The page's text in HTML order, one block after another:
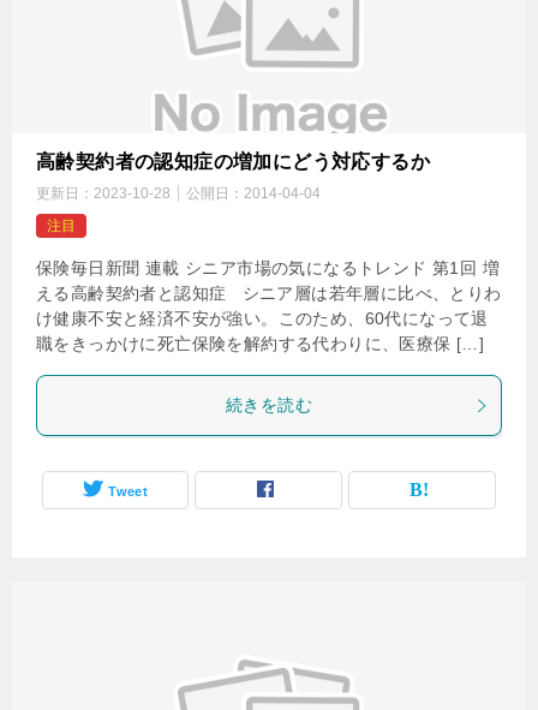
高齢契約者の認知症の増加にどう対応するか
更新日： 2023-10-28 公開日： 2014-04-04
注目
保険毎日新聞 連載 シニア市場の気になるトレンド 第1回 増
える高齢契約者と認知症 シニア層は若年層に比べ、とりわ
け健康不安と経済不安が強い。このため、60代になって退
職をきっかけに死亡保険を解約する代わりに、医療保 […]
続きを読む
Tweet